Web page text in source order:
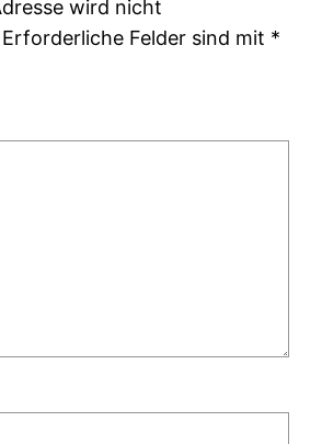
wird nicht
Erforderliche Felder sind mit *